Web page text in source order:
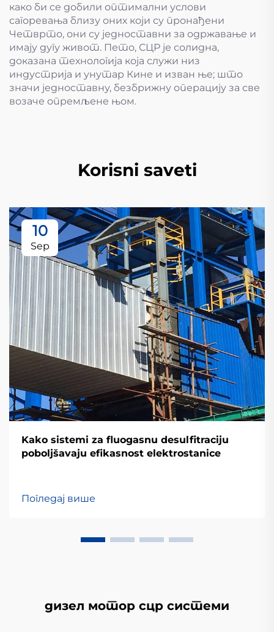
како би се добили оптимални услови
сагоревања близу оних који су пронађени
Четврто, они су једноставни за одржавање и
имају дугу живот. Пето, СЦР је солидна,
доказана технологија која служи низ
индустрија и унутар Кине и изван ње; што
значи једноставну, безбрижну операцију за све
возаче опремљене њом.
Korisni saveti
10
Sep
Kako sistemi za fluogasnu desulfitraciju
poboljšavaju efikasnost elektrostanice
Погледај више
дизел мотор сцр системи